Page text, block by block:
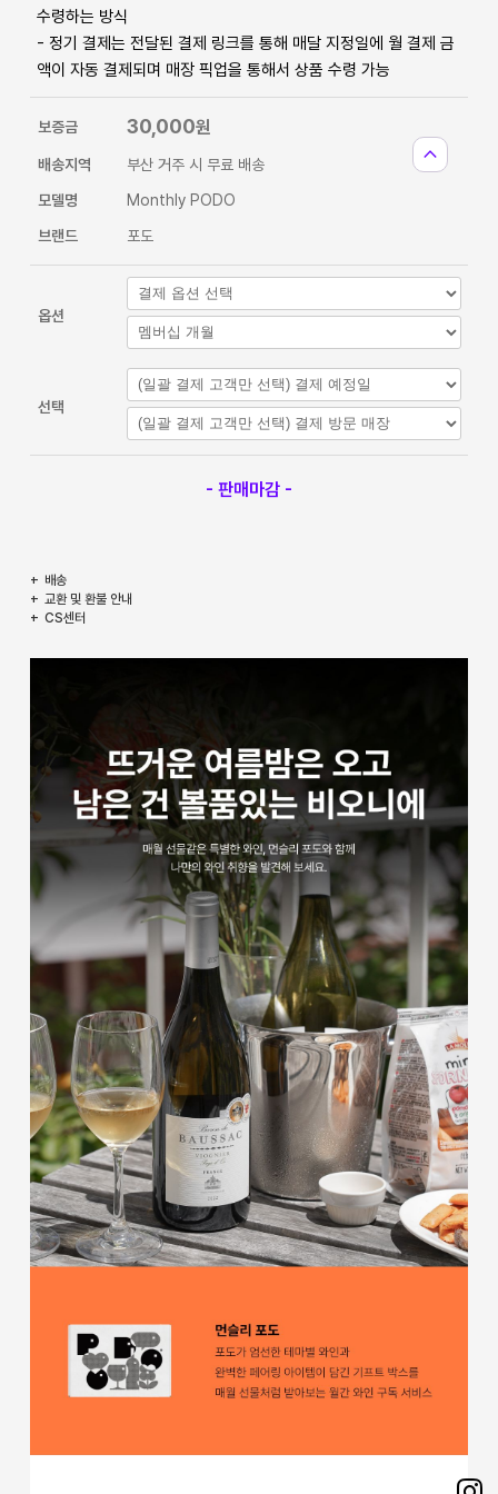
expand_less
수령하는 방식
- 정기 결제는 전달된 결제 링크를 통해 매달 지정일에 월 결제 금
액이 자동 결제되며 매장 픽업을 통해서 상품 수령 가능
보증금 30,000원
배송지역
부산 거주 시 무료 배송
모델명
Monthly PODO
브랜드
포도
옵션
선택
- 판매마감 -
배송
교환 및 환불 안내
CS센터